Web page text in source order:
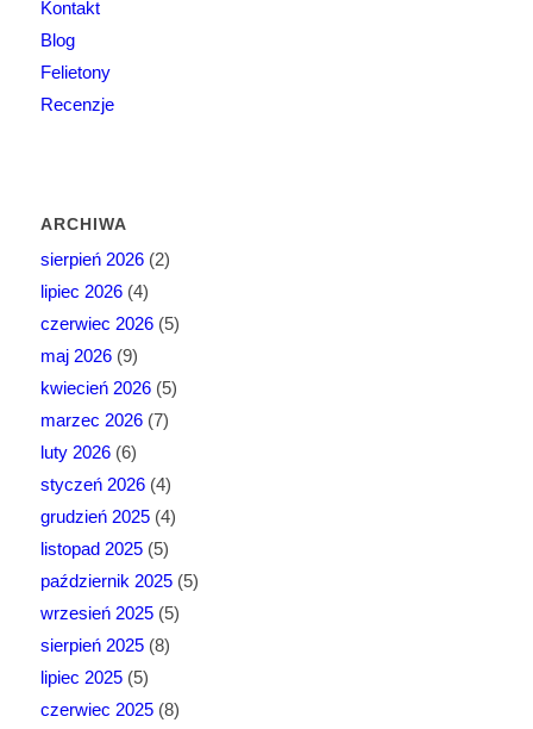
Kontakt
Blog
Felietony
Recenzje
ARCHIWA
sierpień 2026(2)
lipiec 2026(4)
czerwiec 2026(5)
maj 2026(9)
kwiecień 2026(5)
marzec 2026(7)
luty 2026(6)
styczeń 2026(4)
grudzień 2025(4)
listopad 2025(5)
październik 2025(5)
wrzesień 2025(5)
sierpień 2025(8)
lipiec 2025(5)
czerwiec 2025(8)